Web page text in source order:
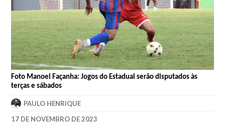
Foto Manoel Façanha: Jogos do Estadual serão disputados às
terças e sábados
PAULO HENRIQUE
17 DE NOVEMBRO DE 2023